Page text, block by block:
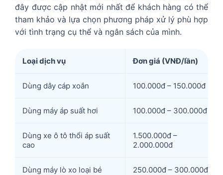
đây được cập nhật mới nhất để khách hàng có thể
tham khảo và lựa chọn phương pháp xử lý phù hợp
với tình trạng cụ thể và ngân sách của mình.
Loại dịch vụ Đơn giá (VNĐ/lần)
Dùng dây cáp xoắn 100.000đ – 150.000đ
Dùng máy áp suất hơi 100.000đ – 300.000đ
Dùng xe ô tô thổi áp suất
cao
1.500.000đ –
2.000.000đ
Dùng máy lò xo loại bé 250.000đ – 300.000đ